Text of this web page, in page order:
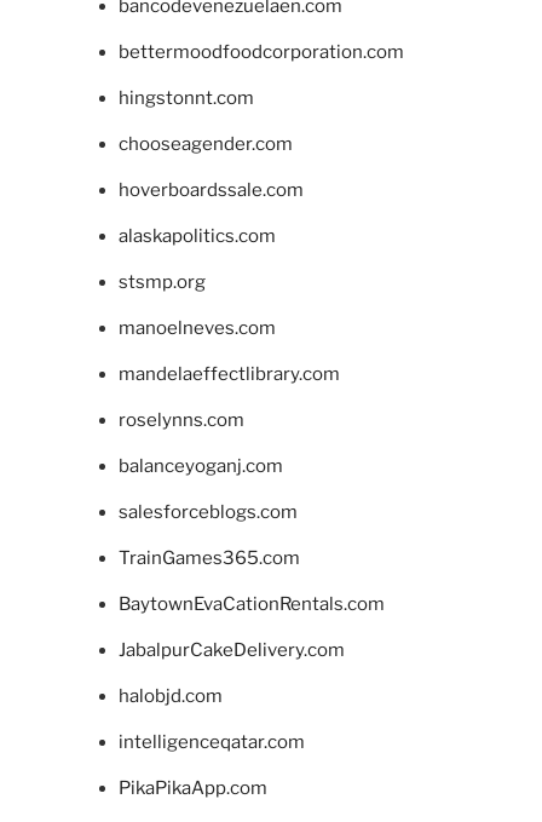
bancodevenezuelaen.com
bettermoodfoodcorporation.com
hingstonnt.com
chooseagender.com
hoverboardssale.com
alaskapolitics.com
stsmp.org
manoelneves.com
mandelaeffectlibrary.com
roselynns.com
balanceyoganj.com
salesforceblogs.com
TrainGames365.com
BaytownEvaCationRentals.com
JabalpurCakeDelivery.com
halobjd.com
intelligenceqatar.com
PikaPikaApp.com